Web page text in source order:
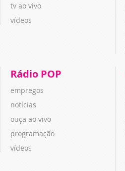
tv ao vivo
vídeos
Rádio POP
empregos
notícias
ouça ao vivo
programação
vídeos